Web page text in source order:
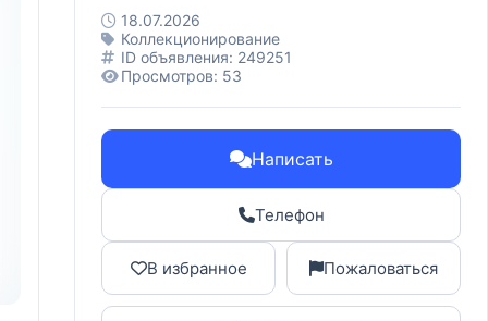
18.07.2026
Коллекционирование
ID объявления: 249251
Просмотров: 53
Написать
Телефон
В избранное Пожаловаться